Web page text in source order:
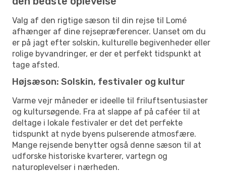
Valg af den rigtige sæson til din rejse til Lomé
afhænger af dine rejsepræferencer. Uanset om du
er på jagt efter solskin, kulturelle begivenheder eller
rolige byvandringer, er der et perfekt tidspunkt at
tage afsted.
Højsæson: Solskin, festivaler og kultur
Varme vejr måneder er ideelle til friluftsentusiaster
og kultursøgende. Fra at slappe af på caféer til at
deltage i lokale festivaler er det det perfekte
tidspunkt at nyde byens pulserende atmosfære.
Mange rejsende benytter også denne sæson til at
udforske historiske kvarterer, vartegn og
naturoplevelser i nærheden.